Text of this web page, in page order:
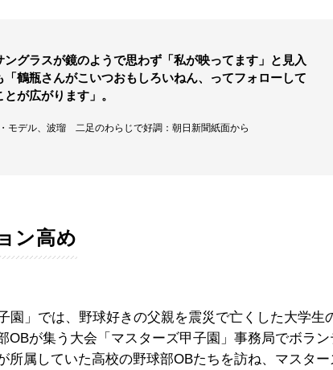
グラスが鏡のようで思わず「私が映ってます」と見入
「鶴瓶さんがこいつおもしろいねん、ってフォローして
が広がります」。
モデル、波瑠 二足のわらじで好調：朝日新聞紙面から
ン高め
」では、野球好きの父親を震災で亡くした大学生
OBが集う大会「マスターズ甲子園」事務局でボラン
所属していた高校の野球部OBたちを訪ね、マスター